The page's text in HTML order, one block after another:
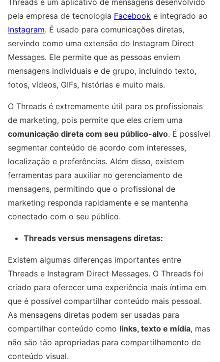
Threads é um aplicativo de mensagens desenvolvido
pela empresa de tecnologia Facebook e integrado ao
Instagram. É usado para comunicações diretas,
servindo como uma extensão do Instagram Direct
Messages. Ele permite que as pessoas enviem
mensagens individuais e de grupo, incluindo texto,
fotos, vídeos, GIFs, histórias e muito mais.
O Threads é extremamente útil para os profissionais
de marketing, pois permite que eles criem uma
comunicação direta com seu público-alvo. É possível
segmentar conteúdo de acordo com interesses,
localização e preferências. Além disso, existem
ferramentas para auxiliar no gerenciamento de
mensagens, permitindo que o profissional de
marketing responda rapidamente e se mantenha
conectado com o seu público.
Threads versus mensagens diretas:
Existem algumas diferenças importantes entre
Threads e Instagram Direct Messages. O Threads foi
criado para oferecer uma experiência mais íntima em
que é possível compartilhar conteúdo mais pessoal.
As mensagens diretas podem ser usadas para
compartilhar conteúdo como links, texto e mídia, mas
não são tão apropriadas para compartilhamento de
conteúdo visual.